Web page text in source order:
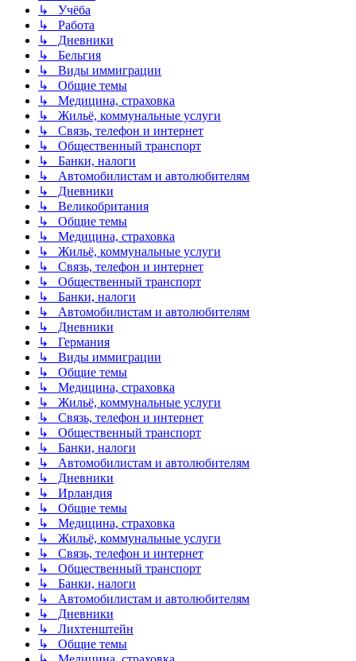
↳ Учёба
↳ Работа
↳ Дневники
↳ Бельгия
↳ Виды иммиграции
↳ Общие темы
↳ Медицина, страховка
↳ Жильё, коммунальные услуги
↳ Связь, телефон и интернет
↳ Общественный транспорт
↳ Банки, налоги
↳ Автомобилистам и автолюбителям
↳ Дневники
↳ Великобритания
↳ Общие темы
↳ Медицина, страховка
↳ Жильё, коммунальные услуги
↳ Связь, телефон и интернет
↳ Общественный транспорт
↳ Банки, налоги
↳ Автомобилистам и автолюбителям
↳ Дневники
↳ Германия
↳ Виды иммиграции
↳ Общие темы
↳ Медицина, страховка
↳ Жильё, коммунальные услуги
↳ Связь, телефон и интернет
↳ Общественный транспорт
↳ Банки, налоги
↳ Автомобилистам и автолюбителям
↳ Дневники
↳ Ирландия
↳ Общие темы
↳ Медицина, страховка
↳ Жильё, коммунальные услуги
↳ Связь, телефон и интернет
↳ Общественный транспорт
↳ Банки, налоги
↳ Автомобилистам и автолюбителям
↳ Дневники
↳ Лихтенштейн
↳ Общие темы